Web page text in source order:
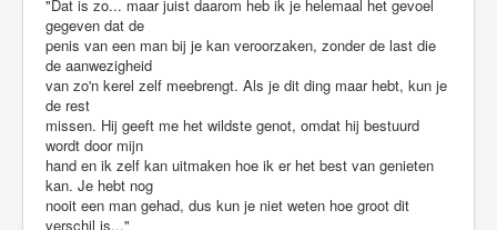
"Dat is zo... maar juist daarom heb ik je helemaal het gevoel
gegeven dat de
penis van een man bij je kan veroorzaken, zonder de last die
de aanwezigheid
van zo'n kerel zelf meebrengt. Als je dit ding maar hebt, kun je
de rest
missen. Hij geeft me het wildste genot, omdat hij bestuurd
wordt door mijn
hand en ik zelf kan uitmaken hoe ik er het best van genieten
kan. Je hebt nog
nooit een man gehad, dus kun je niet weten hoe groot dit
verschil is..."